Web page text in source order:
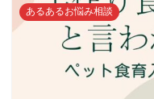
あるあるお悩み相談